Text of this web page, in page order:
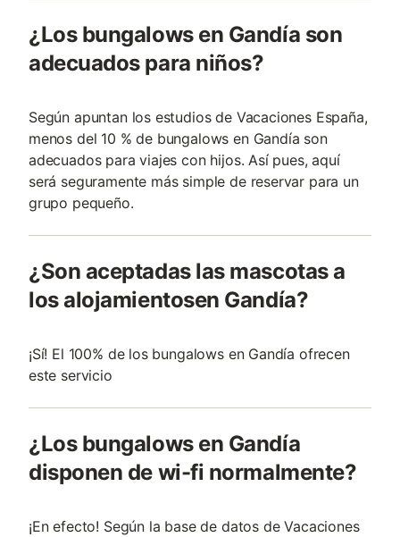
¿Los bungalows en Gandía son
adecuados para niños?
Según apuntan los estudios de Vacaciones España,
menos del 10 % de bungalows en Gandía son
adecuados para viajes con hijos. Así pues, aquí
será seguramente más simple de reservar para un
grupo pequeño.
¿Son aceptadas las mascotas a
los alojamientosen Gandía?
¡Sí! El 100% de los bungalows en Gandía ofrecen
este servicio
¿Los bungalows en Gandía
disponen de wi-fi normalmente?
¡En efecto! Según la base de datos de Vacaciones